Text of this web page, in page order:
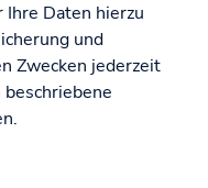
Daten hierzu
und
Zwecken jederzeit